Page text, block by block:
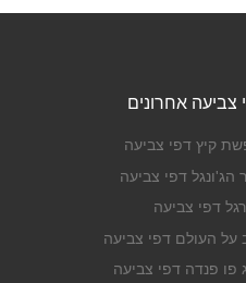
צביעה אחרונים
קיץ דפי צביעה
הג'ונגל דפי צביעה
דפי צביעה
על העולם דפי צביעה
פו פנדה דפי צביעה